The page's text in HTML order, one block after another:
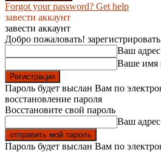
Forgot your password? Get help
завести аккаунт
завести аккаунт
Добро пожаловать!
Ваш
Ваше имя
Пароль будет выслан Вам по
восстановление пароля
Восстановите свой пароль
Ваш
Пароль будет выслан Вам по